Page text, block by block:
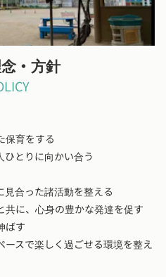
・方針
保育をする
ひとりに向かい合う
合った諸活動を整える
に、心身の豊かな発達を促す
ばす
スで楽しく過ごせる環境を整え